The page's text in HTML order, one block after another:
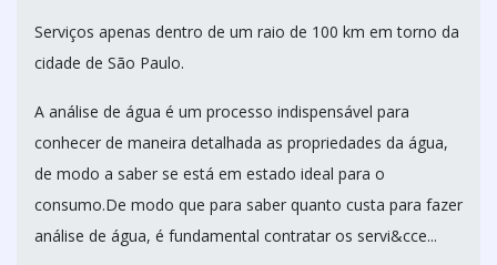
Serviços apenas dentro de um raio de 100 km em torno da
cidade de São Paulo.
A análise de água é um processo indispensável para
conhecer de maneira detalhada as propriedades da água,
de modo a saber se está em estado ideal para o
consumo.De modo que para saber quanto custa para fazer
análise de água, é fundamental contratar os servi&cce...